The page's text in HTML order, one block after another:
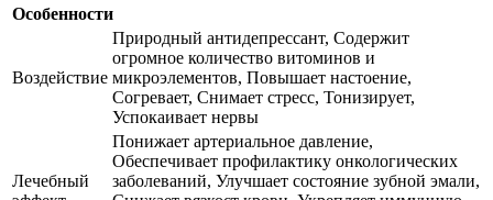
Особенности
Воздействие
Природный антидепрессант, Содержит
огромное количество витоминов и
микроэлементов, Повышает настоение,
Согревает, Снимает стресс, Тонизирует,
Успокаивает нервы
Лечебный
Понижает артериальное давление,
Обеспечивает профилактику онкологических
заболеваний, Улучшает состояние зубной эмали,